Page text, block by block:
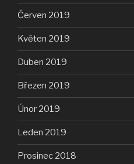
Červen 2019
Květen 2019
Duben 2019
Březen 2019
Únor 2019
Leden 2019
Prosinec 2018